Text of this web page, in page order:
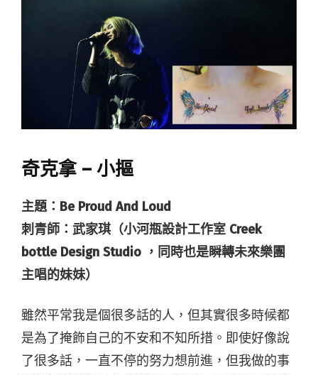
奇克拿 – 小摳
主題：Be Proud And Loud
刺青師：武家琪（小河瓶設計工作室 Creek
bottle Design Studio ，同時也是瞬轉未來樂團
主唱的妹妹）
雖然平常我是個很多話的人，但其實很多時候都
是為了掩飾自己的不安和不知所措。即使好像說
了很多話，一直不停的努力想前進，但我做的事